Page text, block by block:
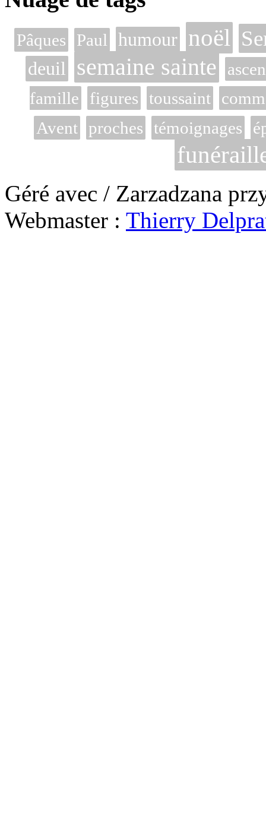
Pâques Paul humour noël
deuil semaine sainte
famille
figures toussaint
Avent proches témoignages
Géré avec / Zarzadzana
Webmaster : Thierry